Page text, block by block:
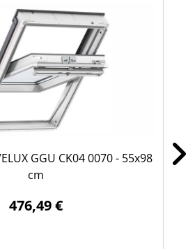
GGU CK04 0070 - 55x98
cm
476,49 €